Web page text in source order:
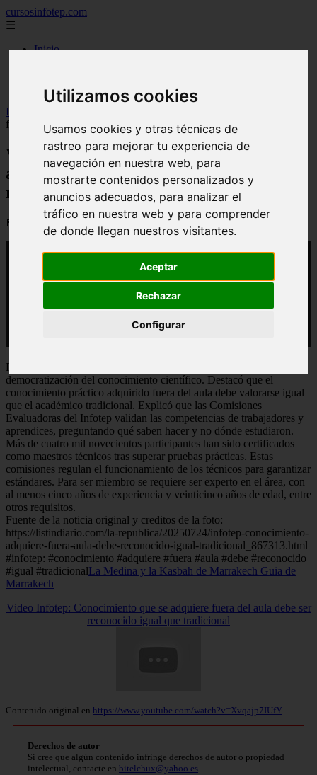
Utilizamos cookies
Usamos cookies y otras técnicas de
rastreo para mejorar tu experiencia de
navegación en nuestra web, para
mostrarte contenidos personalizados y
anuncios adecuados, para analizar el
tráfico en nuestra web y para comprender
de donde llegan nuestros visitantes.
Aceptar
Rechazar
Configurar
cursosinfotep.com
☰
Inicio
universidades de republica dominicana
Inicio
fuera del aula debe ser reconocido igual que tradicional
Video Infotep: Conocimiento que se
adquiere fuera del aula debe ser
reconocido igual que tradicional
📅 06/04/2026
Rafael Santos, director general del Infotep, habló sobre la
democratización del conocimiento científico. Destacó que el
conocimiento práctico adquirido fuera del aula debe valorarse igual
que el académico tradicional. Explicó que las Comisiones
Evaluadoras del Infotep validan las competencias de trabajadores y
aprendices, preguntando qué saben hacer y no dónde estudiaron.
Más de cuatro mil novecientos participantes han sido certificados
como maestros técnicos tras superar pruebas prácticas. Estas
comisiones regulan el funcionamiento de los técnicos para garantizar
estándares. Para ser miembro se requiere ser experto en el área, con
al menos cinco años de experiencia y veinticinco años de edad, entre
otros requisitos.
Fuente de la noticia original y creditos de la foto:
https://listindiario.com/la-republica/20250724/infotep-conocimiento-
adquiere-fuera-aula-debe-reconocido-igual-tradicional_867313.html
#infotep: #conocimiento #adquiere #fuera #aula #debe #reconocido
#igual #tradicionalLa Medina y la Kasbah de Marrakech Guia de
Marrakech
Video Infotep: Conocimiento que se adquiere fuera del aula debe ser
reconocido igual que tradicional
Contenido original en https://www.youtube.com/watch?v=Xvqajp7IUfY
Derechos de autor
Si cree que algún contenido infringe derechos de autor o propiedad
intelectual, contacte en bitelchux@yahoo.es.